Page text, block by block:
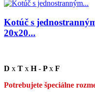
Kotúč s
20x20...
D x T x H- Px F
Potrebujete špeciálne